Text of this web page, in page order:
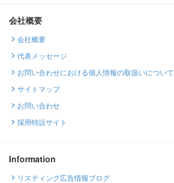
会社概要
会社概要
代表メッセージ
お問い合わせにおける個人情報の取扱いについて
サイトマップ
お問い合わせ
採用特設サイト
Information
リスティング広告情報ブログ